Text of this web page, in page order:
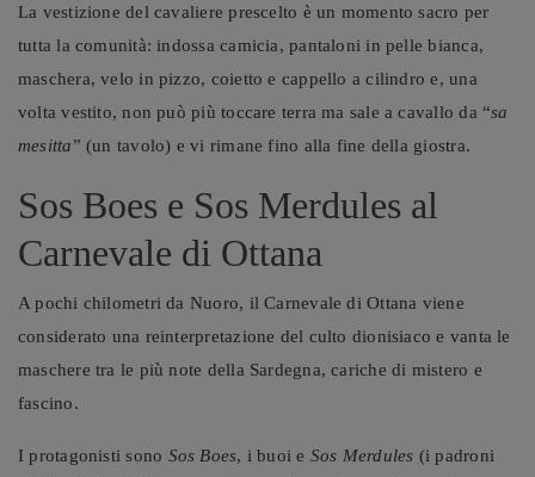
La vestizione del cavaliere prescelto è un momento sacro per
tutta la comunità: indossa camicia, pantaloni in pelle bianca,
maschera, velo in pizzo, coietto e cappello a cilindro e, una
volta vestito, non può più toccare terra ma sale a cavallo da “sa
mesitta” (un tavolo) e vi rimane fino alla fine della giostra.
Sos Boes e Sos Merdules al
Carnevale di Ottana
A pochi chilometri da Nuoro, il Carnevale di Ottana viene
considerato una reinterpretazione del culto dionisiaco e vanta le
maschere tra le più note della Sardegna, cariche di mistero e
fascino.
I protagonisti sono Sos Boes, i buoi e Sos Merdules (i padroni